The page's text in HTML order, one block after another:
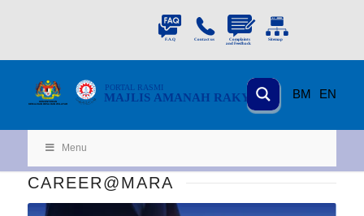
BM EN
MAJLIS AMANAH RAKYAT
PORTAL RASMI
KEMENTERIAN
KEMAJUAN DESA DAN WILA YAH
Menu
CAREER@MARA